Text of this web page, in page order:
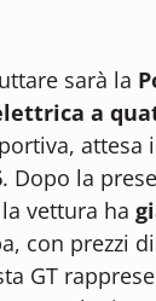
sarà la
a
attesa
. Dopo la
vettura ha
con prezzi
GT